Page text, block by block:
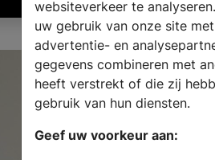
websiteverkeer te
uw gebruik van onze site
advertentie- en
gegevens combineren met
heeft verstrekt of die zij
gebruik van hun diensten.
Geef uw voorkeur aan: